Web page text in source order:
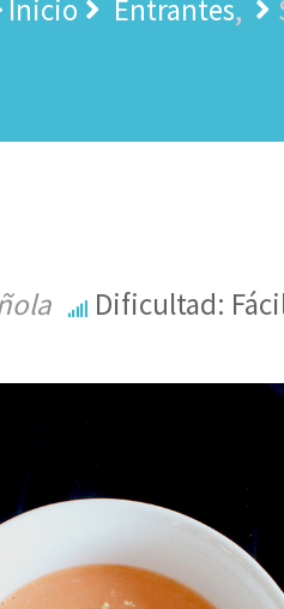
Inicio Entrantes
Dificultad: